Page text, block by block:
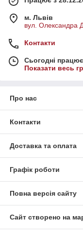
м. Львів
вул. Олександра
Контакти
Сьогодні
Показати весь
Про нас
Контакти
Доставка та оплата
Графік роботи
Повна версія сайту
Сайт створено на